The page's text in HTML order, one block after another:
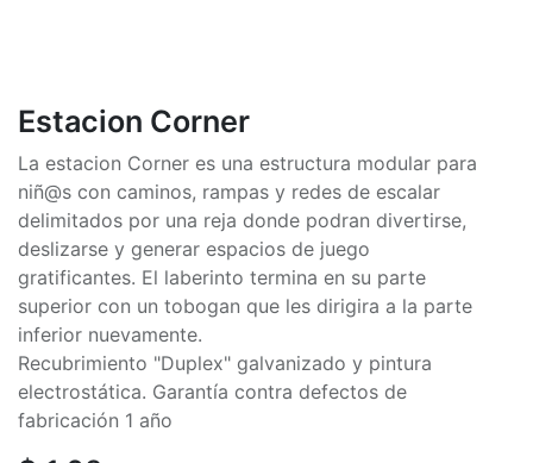
Estacion Corner
La estacion Corner es una estructura modular para
niñ@s con caminos, rampas y redes de escalar
delimitados por una reja donde podran divertirse,
deslizarse y generar espacios de juego
gratificantes. El laberinto termina en su parte
superior con un tobogan que les dirigira a la parte
inferior nuevamente.
Recubrimiento "Duplex" galvanizado y pintura
electrostática. Garantía contra defectos de
fabricación 1 año